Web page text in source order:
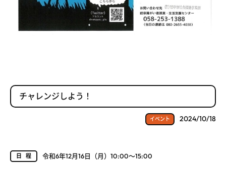
チャレンジしよう！
イベント 2024/10/18
日程 令和6年12月16日（月）10:00～15:00